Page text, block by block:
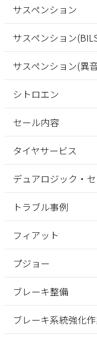
サスペンション
サスペンション
サスペンション(異
シトロエン
セール内容
タイヤサービス
デュアロジック・
トラブル事例
フィアット
プジョー
ブレーキ整備
ブレーキ系統強化